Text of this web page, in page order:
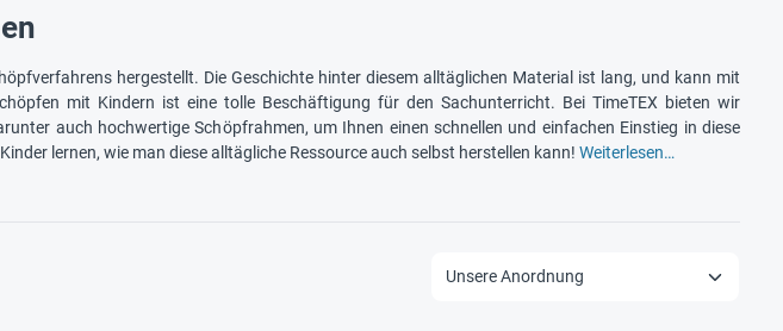
hergestellt. Die Geschichte hinter diesem alltäglichen Material ist lang, und kann mit
mit Kindern ist eine tolle Beschäftigung für den Sachunterricht. Bei TimeTEX bieten wir
auch hochwertige Schöpfrahmen, um Ihnen einen schnellen und einfachen Einstieg in diese
lernen, wie man diese alltägliche Ressource auch selbst herstellen kann! Weiterlesen…